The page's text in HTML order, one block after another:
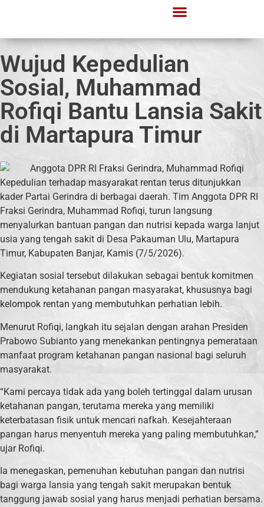
Wujud Kepedulian
Sosial, Muhammad
Rofiqi Bantu Lansia Sakit
di Martapura Timur
Kepedulian terhadap masyarakat rentan terus ditunjukkan
kader Partai Gerindra di berbagai daerah. Tim Anggota DPR RI
Fraksi Gerindra, Muhammad Rofiqi, turun langsung
menyalurkan bantuan pangan dan nutrisi kepada warga lanjut
usia yang tengah sakit di Desa Pakauman Ulu, Martapura
Timur, Kabupaten Banjar, Kamis (7/5/2026).
Kegiatan sosial tersebut dilakukan sebagai bentuk komitmen
mendukung ketahanan pangan masyarakat, khususnya bagi
kelompok rentan yang membutuhkan perhatian lebih.
Menurut Rofiqi, langkah itu sejalan dengan arahan Presiden
Prabowo Subianto yang menekankan pentingnya pemerataan
manfaat program ketahanan pangan nasional bagi seluruh
masyarakat.
“Kami percaya tidak ada yang boleh tertinggal dalam urusan
ketahanan pangan, terutama mereka yang memiliki
keterbatasan fisik untuk mencari nafkah. Kesejahteraan
pangan harus menyentuh mereka yang paling membutuhkan,”
ujar Rofiqi.
Ia menegaskan, pemenuhan kebutuhan pangan dan nutrisi
bagi warga lansia yang tengah sakit merupakan bentuk
tanggung jawab sosial yang harus menjadi perhatian bersama.